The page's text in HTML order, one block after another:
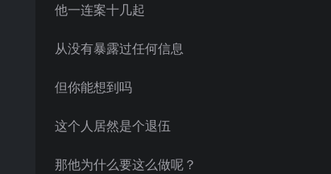
他一连案十几起
从没有暴露过任何信息
但你能想到吗
这个人居然是个退伍
那他为什么要这么做呢？